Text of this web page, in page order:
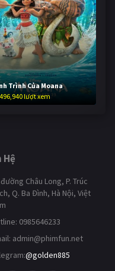
Trình Của Moana
lượt xem
Hệ
Châu Long, P. Trúc
Q. Ba Đình, Hà Nội, Việt
0985646233
admin@phimfun.net
@golden885